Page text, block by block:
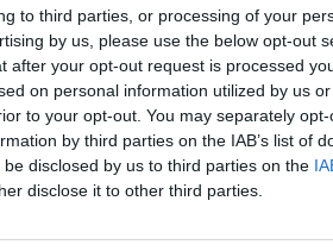
to third parties, or processing of your
by us, please use the below opt-out
after your opt-out request is processed
on personal information utilized by us
to your opt-out. You may separately
by third parties on the IAB’s list of
disclosed by us to third parties on the
disclose it to other third parties.
05/06/2026)
αλάτι Μεσολογγίου, χωρίς
Χωρίς γλουτένη 100g
Γλουτένη 60gr (ανάλωση 05/
με Στέβια Χωρίς γλουτένη
330gr (ανάλωση 05/2026)